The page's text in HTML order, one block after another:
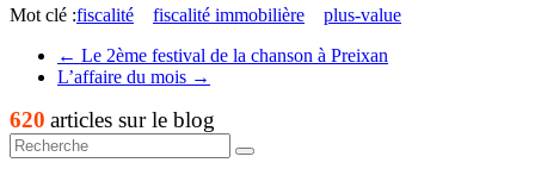
Mot clé :fiscalité fiscalité immobilière
plus-value
← Le 2ème festival de la chanson à Preixan
L’affaire du mois →
620 articles sur le blog